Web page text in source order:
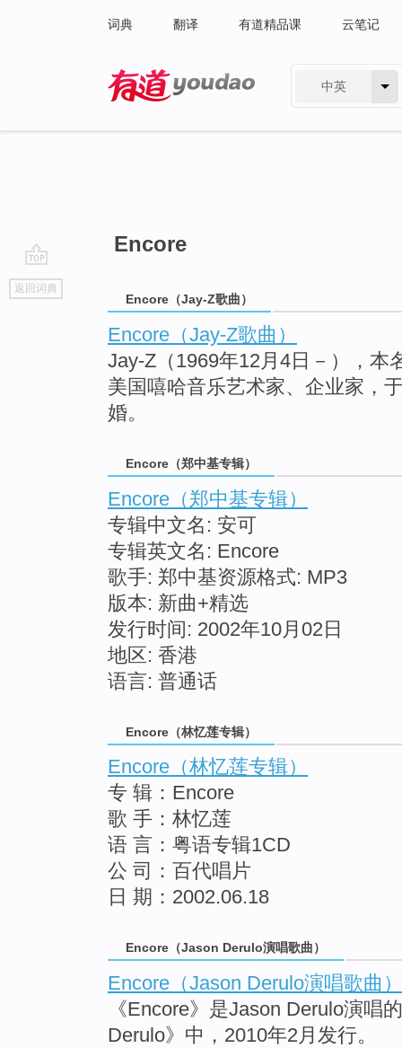
词典 翻译 有道精品课 云笔记
中英
go
top
返回词典
Encore
Encore（Jay-Z歌曲）
Encore（Jay-Z歌曲）
Jay-Z（1969年12月4日－），本
美国嘻哈音乐艺术家、企业家，
婚。
Encore（郑中基专辑）
Encore（郑中基专辑）
专辑中文名: 安可
专辑英文名: Encore
歌手: 郑中基资源格式: MP3
版本: 新曲+精选
发行时间: 2002年10月02日
地区: 香港
语言: 普通话
Encore（林忆莲专辑）
Encore（林忆莲专辑）
专 辑：Encore
歌 手：林忆莲
语 言：粤语专辑1CD
公 司：百代唱片
日 期：2002.06.18
Encore（Jason Derulo演唱歌曲）
Encore（Jason Derulo演唱歌曲）
《Encore》是Jason Derulo演唱
Derulo》中，2010年2月发行。